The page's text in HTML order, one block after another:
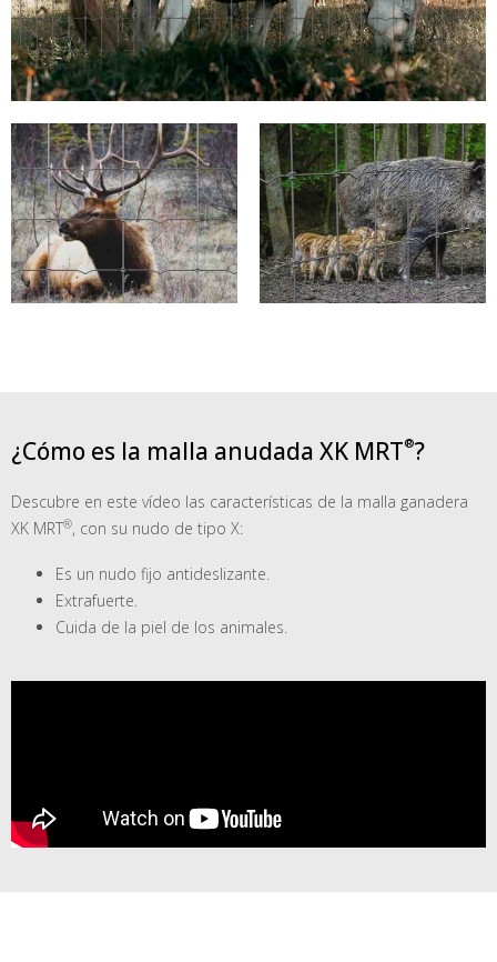
¿Cómo es la malla anudada XK MRT ?
Descubre en este vídeo las características de la malla ganadera
XK MRT , con su nudo de tipo X:
Es un nudo fijo antideslizante.
Extrafuerte.
Cuida de la piel de los animales.